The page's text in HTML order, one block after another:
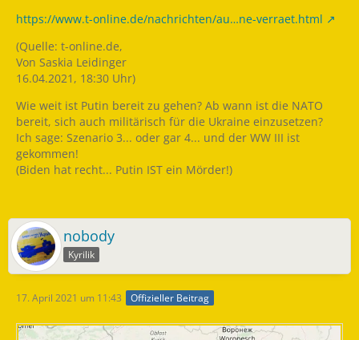
https://www.t-online.de/nachrichten/au…ne-verraet.html
(Quelle: t-online.de,
Von Saskia Leidinger
16.04.2021, 18:30 Uhr)
Wie weit ist Putin bereit zu gehen? Ab wann ist die NATO
bereit, sich auch militärisch für die Ukraine einzusetzen?
Ich sage: Szenario 3... oder gar 4... und der WW III ist
gekommen!
(Biden hat recht... Putin IST ein Mörder!)
nobody
Kyrilik
17. April 2021 um 11:43 Offizieller Beitrag